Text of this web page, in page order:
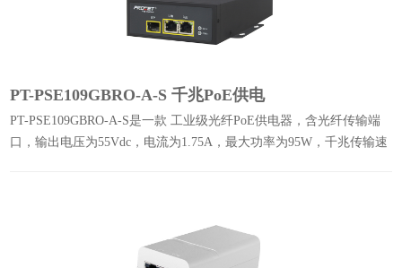
PT-PSE109GBRO-A-S 千兆PoE供电
PT-PSE109GBRO-A-S是一款 工业级光纤PoE供电器，含光纤传输端
口，输出电压为55Vdc，电流为1.75A，最大功率为95W，千兆传输速